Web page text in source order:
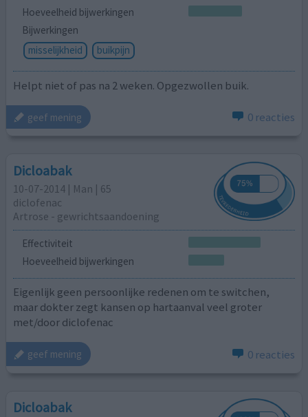
Hoeveelheid bijwerkingen
Bijwerkingen
misselijkheid
buikpijn
Helpt niet of pas na 2 weken. Opgezwollen buik.
geef mening 0 reacties
Dicloabak
10-07-2014 | Man | 65
diclofenac
Artrose - gewrichtsaandoening
Effectiviteit
Hoeveelheid bijwerkingen
Eigenlijk geen persoonlijke redenen om te switchen,
maar dokter zegt kansen op hartaanval veel groter
met/door diclofenac
geef mening 0 reacties
Dicloabak